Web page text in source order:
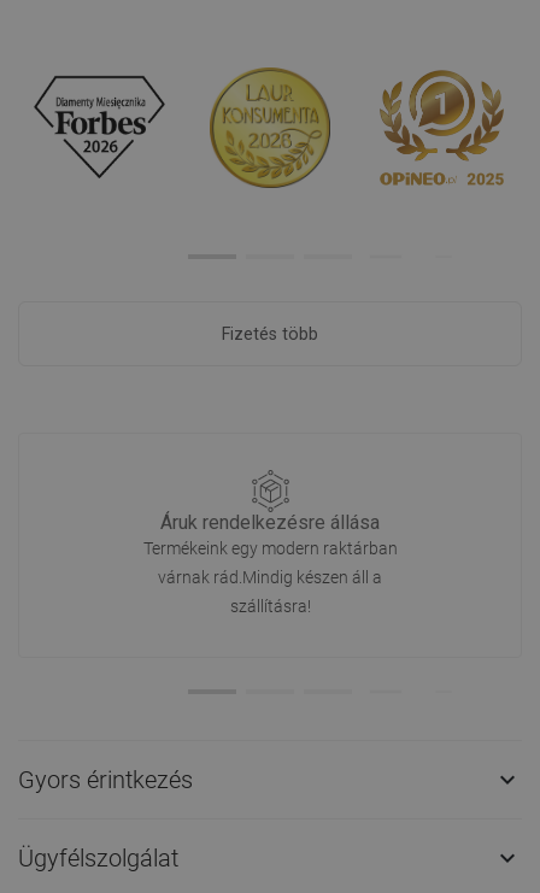
Fizetés több
Áruk rendelkezésre állása
Termékeink egy modern raktárban
várnak rád.Mindig készen áll a
szállításra!
Gyors érintkezés 
Ügyfélszolgálat 